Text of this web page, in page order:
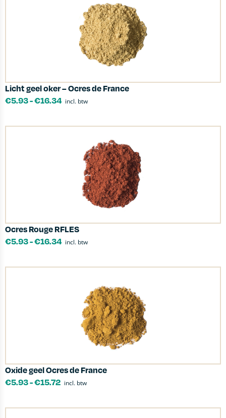
Licht geel oker – Ocres de France
€5.93-€16.34 incl. btw
Ocres Rouge RFLES
€5.93-€16.34 incl. btw
Oxide geel Ocres de France
€5.93-€15.72 incl. btw